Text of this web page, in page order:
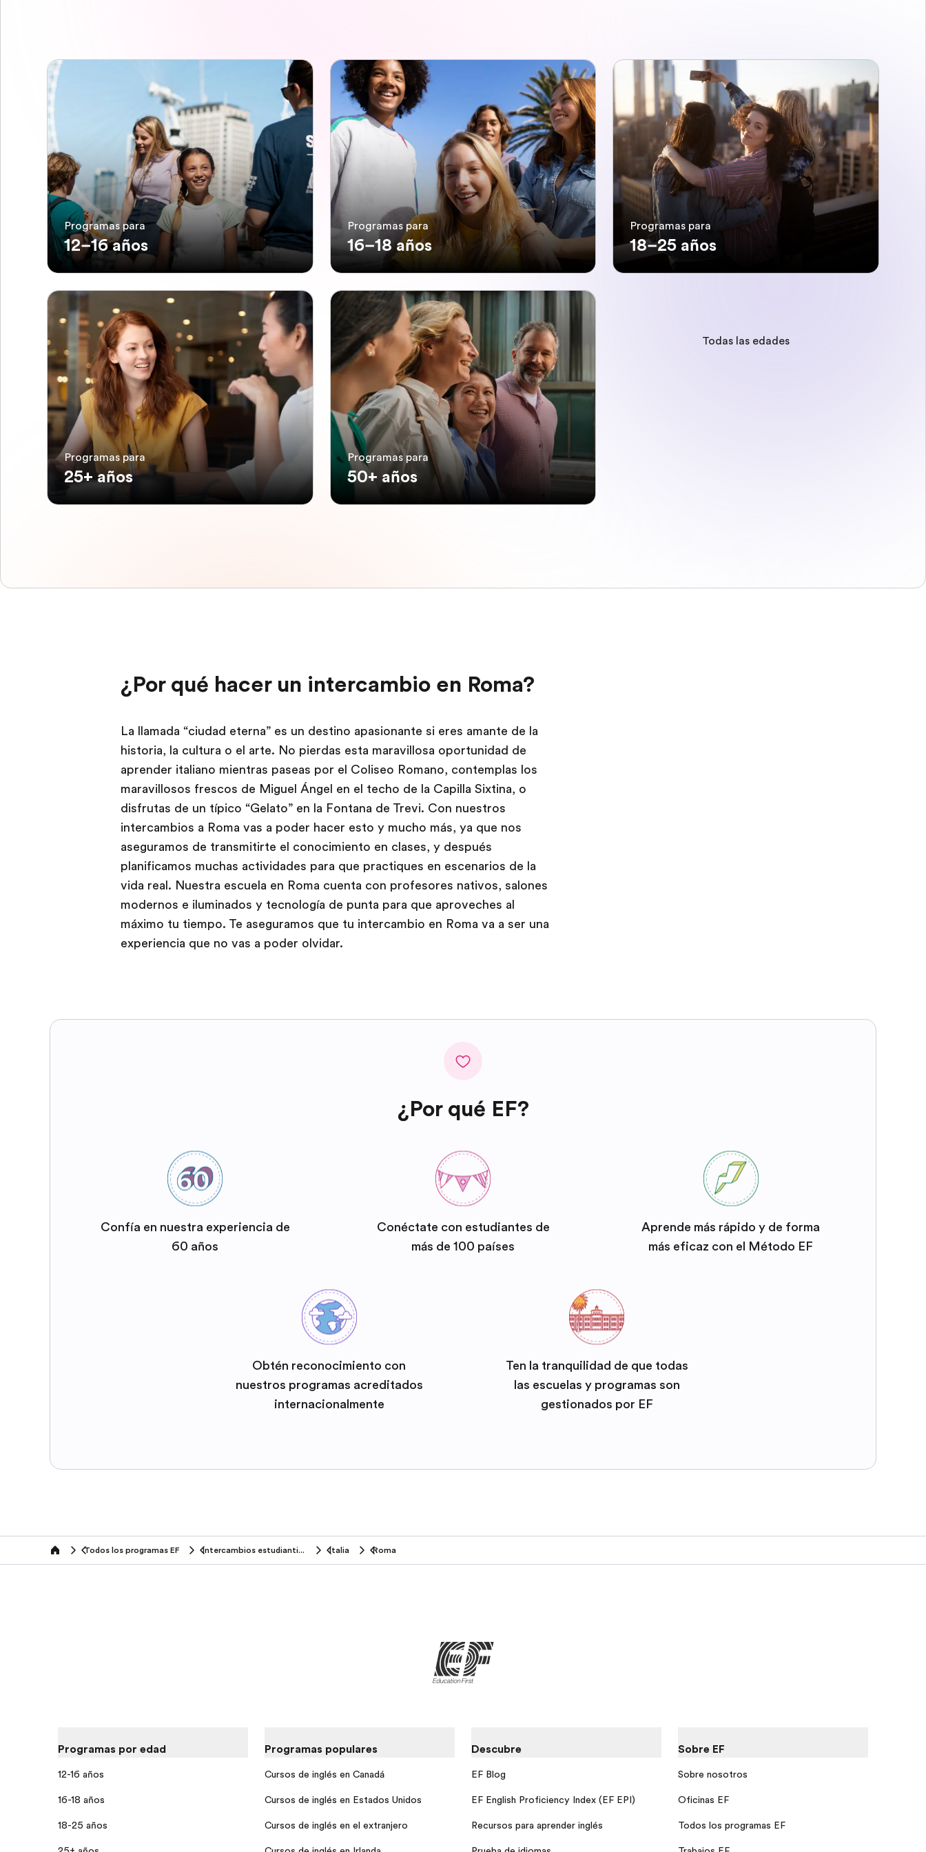
Programas para
12–16 años
Programas para
16–18 años
Programas para
18–25 años
Programas para
25+ años
Programas para
50+ años
Todas las edades
¿Por qué hacer un intercambio en Roma?
La llamada “ciudad eterna” es un destino apasionante si eres amante de la
historia, la cultura o el arte. No pierdas esta maravillosa oportunidad de
aprender italiano mientras paseas por el Coliseo Romano, contemplas los
maravillosos frescos de Miguel Ángel en el techo de la Capilla Sixtina, o
disfrutas de un típico “Gelato” en la Fontana de Trevi. Con nuestros
intercambios a Roma vas a poder hacer esto y mucho más, ya que nos
aseguramos de transmitirte el conocimiento en clases, y después
planificamos muchas actividades para que practiques en escenarios de la
vida real. Nuestra escuela en Roma cuenta con profesores nativos, salones
modernos e iluminados y tecnología de punta para que aproveches al
máximo tu tiempo. Te aseguramos que tu intercambio en Roma va a ser una
experiencia que no vas a poder olvidar.
¿Por qué EF?
Confía en nuestra experiencia de
60 años
Conéctate con estudiantes de
más de 100 países
Aprende más rápido y de forma
más eficaz con el Método EF
Obtén reconocimiento con
nuestros programas acreditados
internacionalmente
Ten la tranquilidad de que todas
las escuelas y programas son
gestionados por EF
home Todos los programas EF Intercambios estudiantiles Italia Roma
Programas por edad
12-16 años
16-18 años
18-25 años
Programas populares
Cursos de inglés en Canadá
Cursos de inglés en Estados Unidos
Cursos de inglés en el extranjero
Descubre
EF Blog
EF English Proficiency Index (EF EPI)
Recursos para aprender inglés
Sobre EF
Sobre nosotros
Oficinas EF
Todos los programas EF